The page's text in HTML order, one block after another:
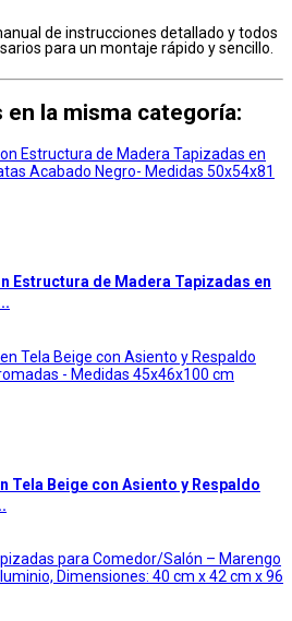
de instrucciones detallado y todos
para un montaje rápido y sencillo.
la misma categoría:
Estructura de Madera Tapizadas en
Tela Beige con Asiento y Respaldo